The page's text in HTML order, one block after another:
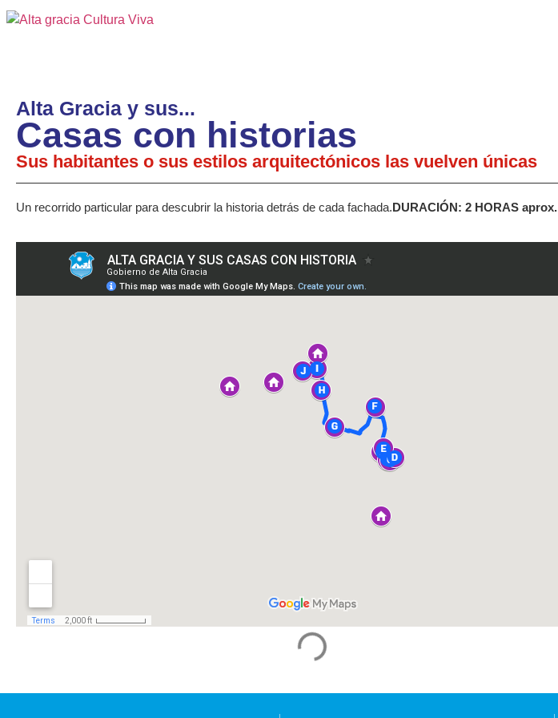
Alta Gracia y sus...
Casas con historias
Sus habitantes o sus estilos arquitectónicos las vuelven únicas
Un recorrido particular para descubrir la historia detrás de cada fachada.DURACIÓN: 2 HORAS aprox.